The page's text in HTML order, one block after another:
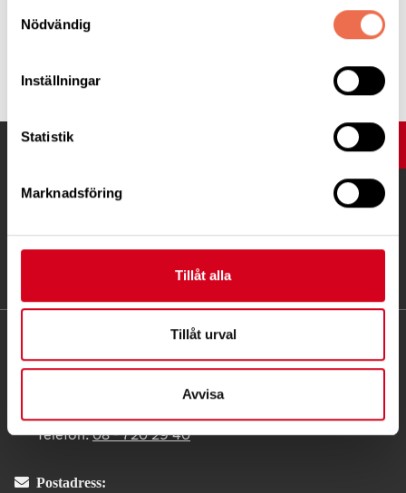
Nödvändig
Inställningar
Statistik
Marknadsföring
Tillåt alla
Tillåt urval
Avvisa
UPP
Telefon:08 - 720 29 40
Postadress: